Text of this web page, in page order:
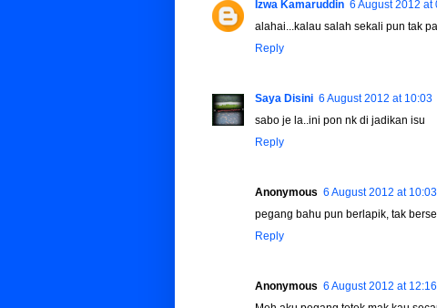
Izwa Kamaruddin 6 August 2012 at
alahai...kalau salah sekali pun tak
Reply
Saya Disini 6 August 2012 at 10:03
sabo je la..ini pon nk di jadikan isu
Reply
Anonymous 6 August 2012 at 10:03
pegang bahu pun berlapik, tak
Reply
Anonymous 6 August 2012 at 12:16